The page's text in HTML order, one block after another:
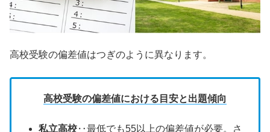
高校受験の偏差値はつぎのように異なります。
高校受験の偏差値における目安と出題傾向
私立高校‥最低でも55以上の偏差値が必要。さ